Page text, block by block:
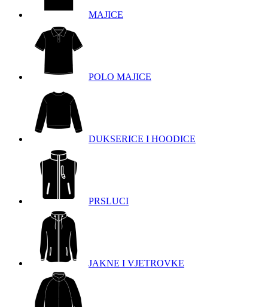
MAJICE
POLO MAJICE
DUKSERICE I HOODICE
PRSLUCI
JAKNE I VJETROVKE